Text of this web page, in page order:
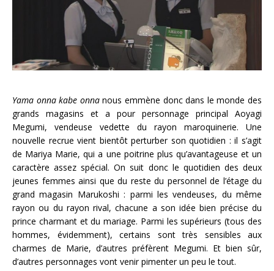
Yama onna kabe onnanous emmène donc dans le monde des
grands magasins et a pour personnage principal Aoyagi
Megumi, vendeuse vedette du rayon maroquinerie. Une
nouvelle recrue vient bientôt perturber son quotidien : il s’agit
de Mariya Marie, qui a une poitrine plus qu’avantageuse et un
caractère assez spécial. On suit donc le quotidien des deux
jeunes femmes ainsi que du reste du personnel de l’étage du
grand magasin Marukoshi : parmi les vendeuses, du même
rayon ou du rayon rival, chacune a son idée bien précise du
prince charmant et du mariage. Parmi les supérieurs (tous des
hommes, évidemment), certains sont très sensibles aux
charmes de Marie, d’autres préfèrent Megumi. Et bien sûr,
d’autres personnages vont venir pimenter un peu le tout.